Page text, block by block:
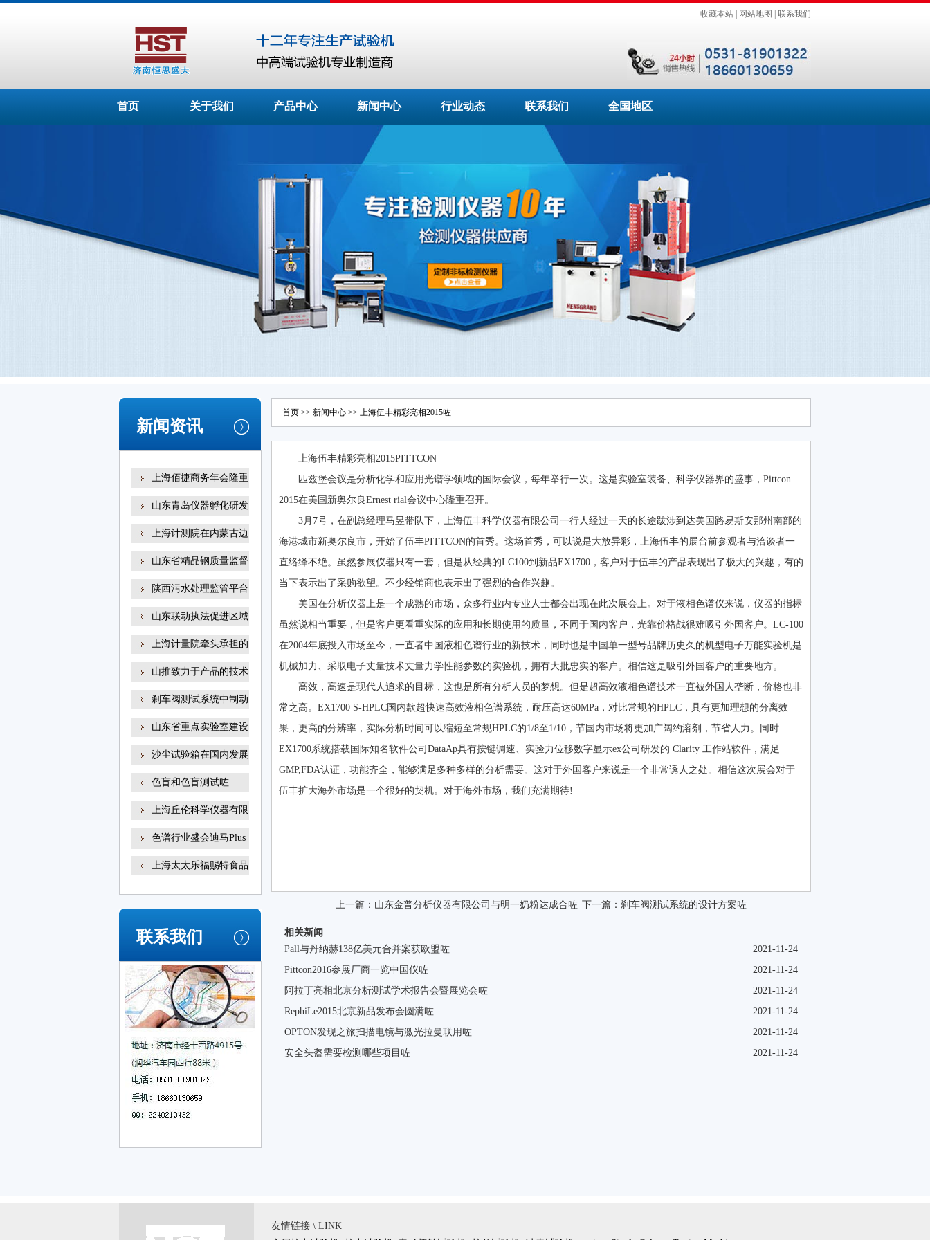
收藏本站 网站地图 联系我们
首页 关于我们 产品中心 新闻中心 行业动态 联系我们 全国地区
新闻资讯
上海佰捷商务年会隆重
山东青岛仪器孵化研发
上海计测院在内蒙古边
山东省精品钢质量监督
陕西污水处理监管平台
山东联动执法促进区域
上海计量院牵头承担的
山推致力于产品的技术
刹车阀测试系统中制动
山东省重点实验室建设
沙尘试验箱在国内发展
色盲和色盲测试咗
上海丘伦科学仪器有限
色谱行业盛会迪马Plus
上海太太乐福赐特食品
联系我们
首页 >> 新闻中心 >> 上海伍丰精彩亮相2015咗
上海伍丰精彩亮相2015PITTCON
匹兹堡会议是分析化学和应用光谱学领域的国际会议，每年举行一次。这是实验室装备、科学仪器界的盛事，Pittcon
2015在美国新奥尔良Ernest rial会议中心隆重召开。
3月7号，在副总经理马昱带队下，上海伍丰科学仪器有限公司一行人经过一天的长途跋涉到达美国路易斯安那州南部的
海港城市新奥尔良市，开始了伍丰PITTCON的首秀。这场首秀，可以说是大放异彩，上海伍丰的展台前参观者与洽谈者一
直络绎不绝。虽然参展仪器只有一套，但是从经典的LC100到新品EX1700，客户对于伍丰的产品表现出了极大的兴趣，有的
当下表示出了采购欲望。不少经销商也表示出了强烈的合作兴趣。
美国在分析仪器上是一个成熟的市场，众多行业内专业人士都会出现在此次展会上。对于液相色谱仪来说，仪器的指标
虽然说相当重要，但是客户更看重实际的应用和长期使用的质量，不同于国内客户，光靠价格战很难吸引外国客户。LC-100
在2004年底投入市场至今，一直者中国液相色谱行业的新技术，同时也是中国单一型号品牌历史久的机型电子万能实验机是
机械加力、采取电子丈量技术丈量力学性能参数的实验机，拥有大批忠实的客户。相信这是吸引外国客户的重要地方。
高效，高速是现代人追求的目标，这也是所有分析人员的梦想。但是超高效液相色谱技术一直被外国人垄断，价格也非
常之高。EX1700 S-HPLC国内款超快速高效液相色谱系统，耐压高达60MPa，对比常规的HPLC，具有更加理想的分离效
果，更高的分辨率，实际分析时间可以缩短至常规HPLC的1/8至1/10，节国内市场将更加广阔约溶剂，节省人力。同时
EX1700系统搭载国际知名软件公司DataAp具有按键调速、实验力位移数字显示ex公司研发的 Clarity 工作站软件，满足
GMP,FDA认证，功能齐全，能够满足多种多样的分析需要。这对于外国客户来说是一个非常诱人之处。相信这次展会对于
伍丰扩大海外市场是一个很好的契机。对于海外市场，我们充满期待!
上一篇： 山东金普分析仪器有限公司与明一奶粉达成合咗 下一篇： 刹车阀测试系统的设计方案咗
相关新闻
2021-11-24
Pall与丹纳赫138亿美元合并案获欧盟咗
2021-11-24
Pittcon2016参展厂商一览中国仪咗
2021-11-24
阿拉丁亮相北京分析测试学术报告会暨展览会咗
2021-11-24
RephiLe2015北京新品发布会圆满咗
2021-11-24
OPTON发现之旅扫描电镜与激光拉曼联用咗
2021-11-24
安全头盔需要检测哪些项目咗
友情链接 \ LINK